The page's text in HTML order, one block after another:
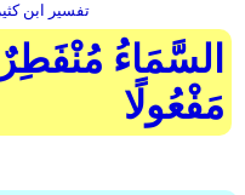
تفسير ابن كثير
السَّمَاءُ
مَفْعُولًا